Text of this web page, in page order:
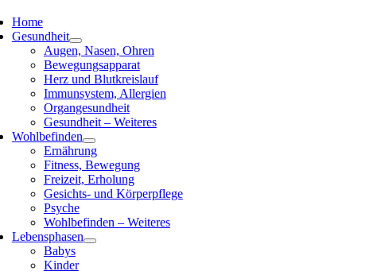
Home
Gesundheit
Augen, Nasen, Ohren
Bewegungsapparat
Herz und Blutkreislauf
Immunsystem, Allergien
Organgesundheit
Gesundheit – Weiteres
Wohlbefinden
Ernährung
Fitness, Bewegung
Freizeit, Erholung
Gesichts- und Körperpflege
Psyche
Wohlbefinden – Weiteres
Lebensphasen
Babys
Kinder